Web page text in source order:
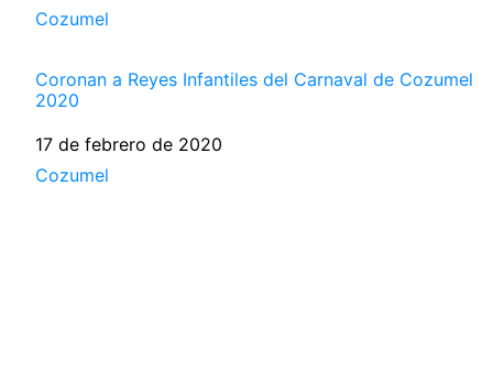
Respecto a
Cozumel
Coronan a Reyes Infantiles del Carnaval de Cozumel
2020
Fecha
17 de febrero de 2020
Respecto a
Cozumel